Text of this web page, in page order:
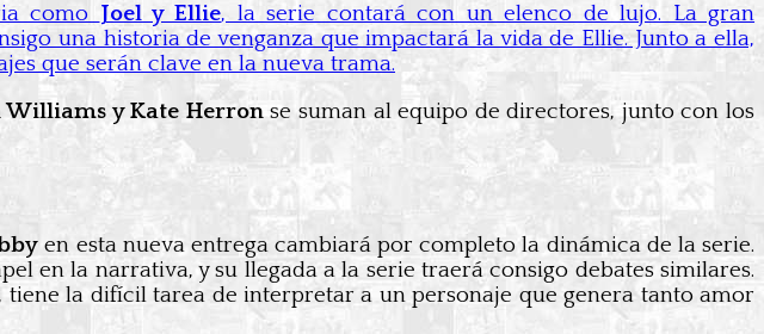
como Joel y Ellie, la serie contará con un elenco de lujo. La gran
una historia de venganza que impactará la vida de Ellie. Junto a ella,
que serán clave en la nueva trama.
Williams y Kate Herronse suman al equipo de directores, junto con los
en esta nueva entrega cambiará por completo la dinámica de la serie.
en la narrativa, y su llegada a la serie traerá consigo debates similares.
tiene la difícil tarea de interpretar a un personaje que genera tanto amor